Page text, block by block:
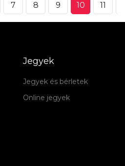
7 8 9 10 11
Jegyek
Jegyek és bérletek
Online jegyek